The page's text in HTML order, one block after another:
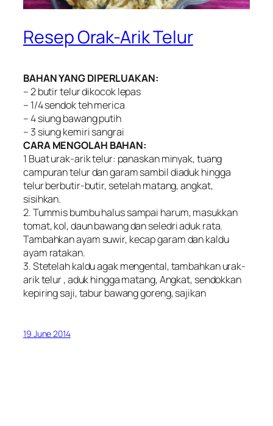
Resep Orak-Arik Telur
BAHAN YANG DIPERLUAKAN:
– 2 butir telur dikocok lepas
– 1/4 sendok teh merica
– 4 siung bawang putih
– 3 siung kemiri sangrai
CARA MENGOLAH BAHAN:
1 Buat urak-arik telur: panaskan minyak, tuang
campuran telur dan garam sambil diaduk hingga
telur berbutir-butir, setelah matang, angkat,
sisihkan.
2. Tummis bumbu halus sampai harum, masukkan
tomat, kol, daun bawang dan seledri aduk rata.
Tambahkan ayam suwir, kecap garam dan kaldu
ayam ratakan.
3. Stetelah kaldu agak mengental, tambahkan urak-
arik telur , aduk hingga matang, Angkat, sendokkan
kepiring saji, tabur bawang goreng, sajikan
19 June 2014